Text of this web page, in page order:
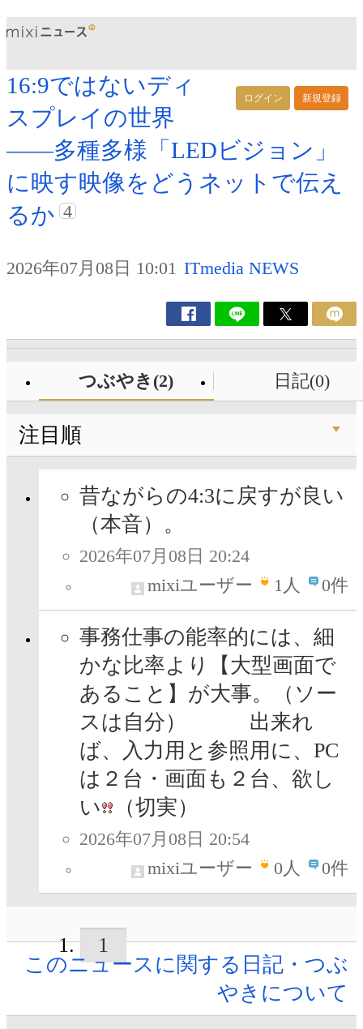
ログイン 新規登録
16:9ではないディ
スプレイの世界
――多種多様「LEDビジョン」
に映す映像をどうネットで伝え
るか 4
2026年07月08日 10:01 ITmedia NEWS
つぶやき(2) 日記(0)
注目順
昔ながらの4:3に戻すが良い
（本音）。
2026年07月08日 20:24
mixiユーザー
1人 0件
事務仕事の能率的には、細
かな比率より【大型画面で
あること】が大事。（ソー
スは自分） 出来れ
ば、入力用と参照用に、PC
は２台・画面も２台、欲し
い
（切実）
2026年07月08日 20:54
mixiユーザー
0人 0件
1
このニュースに関する日記・つぶ
やきについて